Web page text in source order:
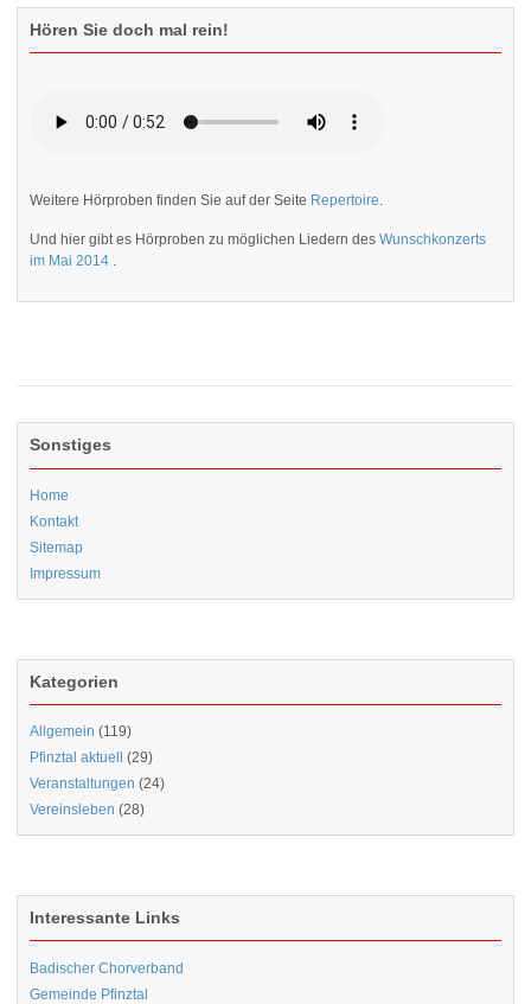
Hören Sie doch mal rein!
Weitere Hörproben finden Sie auf der Seite Repertoire.
Und hier gibt es Hörproben zu möglichen Liedern des Wunschkonzerts
im Mai 2014 .
Sonstiges
Home
Kontakt
Sitemap
Impressum
Kategorien
Allgemein (119)
Pfinztal aktuell
(29)
Veranstaltungen (24)
Vereinsleben (28)
Interessante Links
Badischer Chorverband
Gemeinde Pfinztal